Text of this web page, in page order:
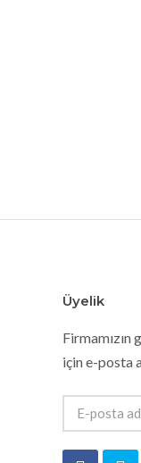
Üyelik
için e-posta